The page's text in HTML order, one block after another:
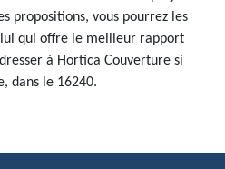
propositions, vous pourrez les
qui offre le meilleur rapport
à Hortica Couverture si
dans le 16240.